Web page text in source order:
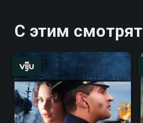
С этим смотрят